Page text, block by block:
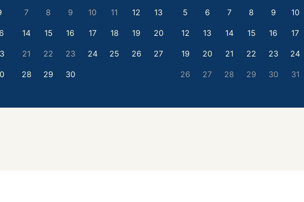
7 8 9 10 11 12 13
14 15 16 17 18 19 20
21 22 23 24 25 26 27
28 29 30
5 6 7 8 9 10
12 13 14 15 16 17
19 20 21 22 23 24
26 27 28 29 30 31